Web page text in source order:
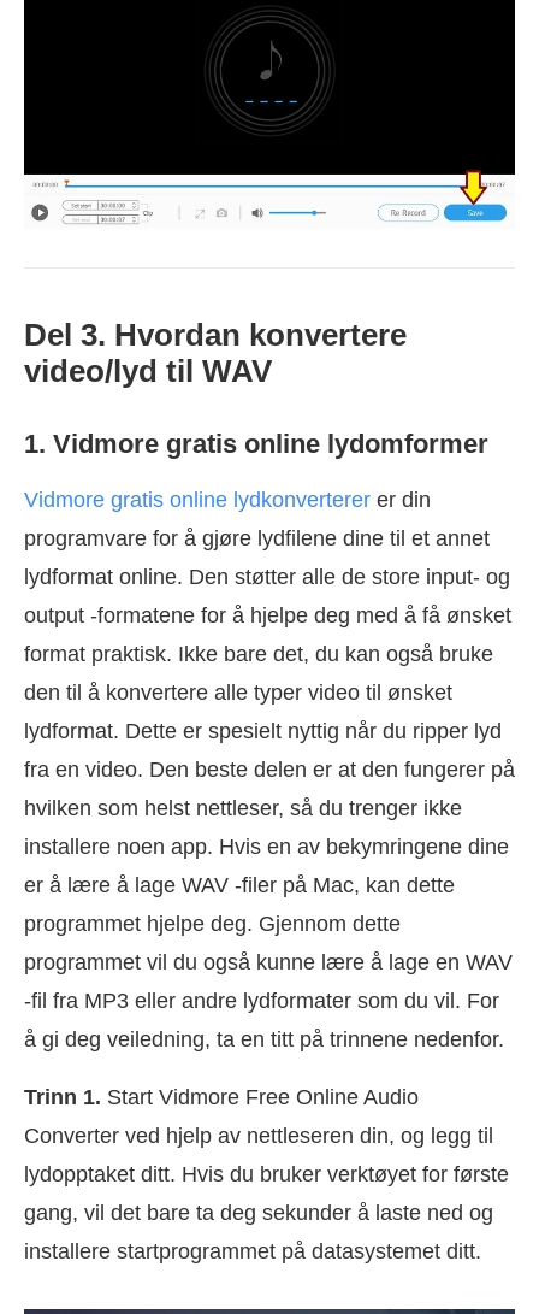
Del 3. Hvordan konvertere
video/lyd til WAV
1. Vidmore gratis online lydomformer
Vidmore gratis online lydkonverterer er din
programvare for å gjøre lydfilene dine til et annet
lydformat online. Den støtter alle de store input- og
output -formatene for å hjelpe deg med å få ønsket
format praktisk. Ikke bare det, du kan også bruke
den til å konvertere alle typer video til ønsket
lydformat. Dette er spesielt nyttig når du ripper lyd
fra en video. Den beste delen er at den fungerer på
hvilken som helst nettleser, så du trenger ikke
installere noen app. Hvis en av bekymringene dine
er å lære å lage WAV -filer på Mac, kan dette
programmet hjelpe deg. Gjennom dette
programmet vil du også kunne lære å lage en WAV
-fil fra MP3 eller andre lydformater som du vil. For
å gi deg veiledning, ta en titt på trinnene nedenfor.
Trinn 1. Start Vidmore Free Online Audio
Converter ved hjelp av nettleseren din, og legg til
lydopptaket ditt. Hvis du bruker verktøyet for første
gang, vil det bare ta deg sekunder å laste ned og
installere startprogrammet på datasystemet ditt.